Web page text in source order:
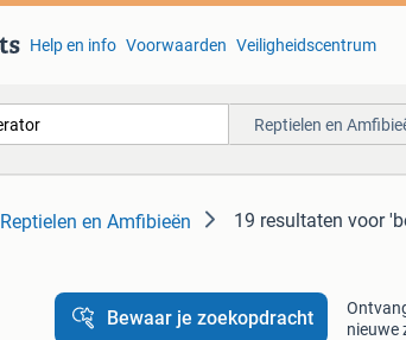
Help en info Voorwaarden Veiligheidscentrum
Reptielen en
Reptielen en Amfibieën 19 resultaten voor
Bewaar je zoekopdracht
nieuwe